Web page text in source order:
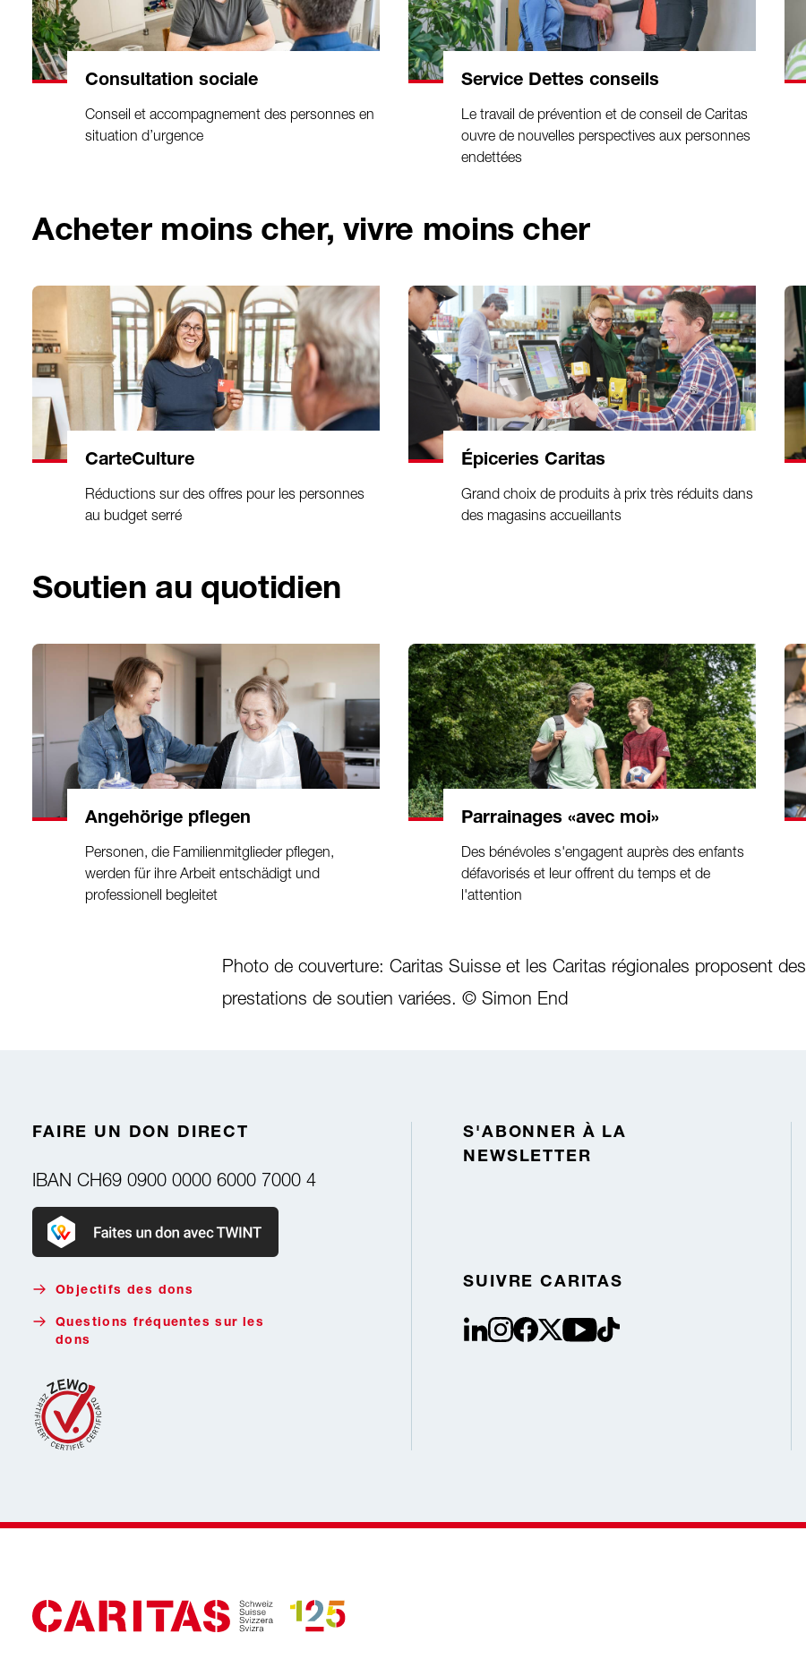
Consultation sociale
Conseil et accompagnement des personnes en
situation d’urgence
Service Dettes conseils
Le travail de prévention et de conseil de Caritas
ouvre de nouvelles perspectives aux personnes
endettées
Acheter moins cher, vivre moins cher
CarteCulture
Réductions sur des offres pour les personnes
au budget serré
Épiceries Caritas
Grand choix de produits à prix très réduits dans
des magasins accueillants
Soutien au quotidien
Angehörige pflegen
Personen, die Familienmitglieder pflegen,
werden für ihre Arbeit entschädigt und
professionell begleitet
Parrainages «avec moi»
Des bénévoles s'engagent auprès des enfants
défavorisés et leur offrent du temps et de
l'attention
Photo de couverture: Caritas Suisse et les Caritas régionales proposent des
prestations de soutien variées. © Simon End
FAIRE UN DON DIRECT
IBAN CH69 0900 0000 6000 7000 4
Faire un don avec Twint
Objectifs des dons
Questions fréquentes sur les
dons
S'ABONNER À LA
NEWSLETTER
SUIVRE CARITAS
linkedininstagram
facebookTwitter / X
youtube
tiktok